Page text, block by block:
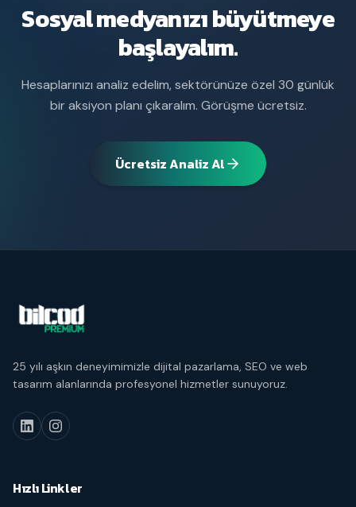
Sosyal medyanızı büyütmeye
başlayalım.
Hesaplarınızı analiz edelim, sektörünüze özel 30 günlük
bir aksiyon planı çıkaralım. Görüşme ücretsiz.
Ücretsiz Analiz Al
25 yılı aşkın deneyimimizle dijital pazarlama, SEO ve web
tasarım alanlarında profesyonel hizmetler sunuyoruz.
Hızlı Linkler